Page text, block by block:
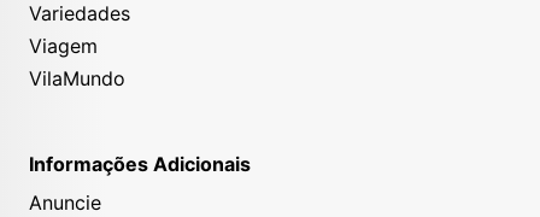
Variedades
Viagem
VilaMundo
Informações Adicionais
Anuncie